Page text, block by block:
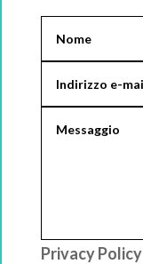
Privacy Policy